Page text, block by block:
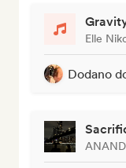
Elle
Dodano